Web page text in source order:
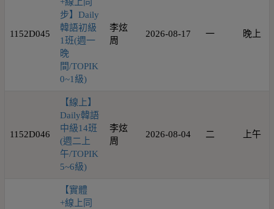
1152D045
+線上同
步】Daily
韓語初級
1班(週一
晚
間/TOPIK
0~1級)
李炫
周
2026-08-17 一 晚上
1152D046
【線上】
Daily韓語
中級14班
(週二上
午/TOPIK
5~6級)
李炫
周
2026-08-04 二 上午
【實體
+線上同